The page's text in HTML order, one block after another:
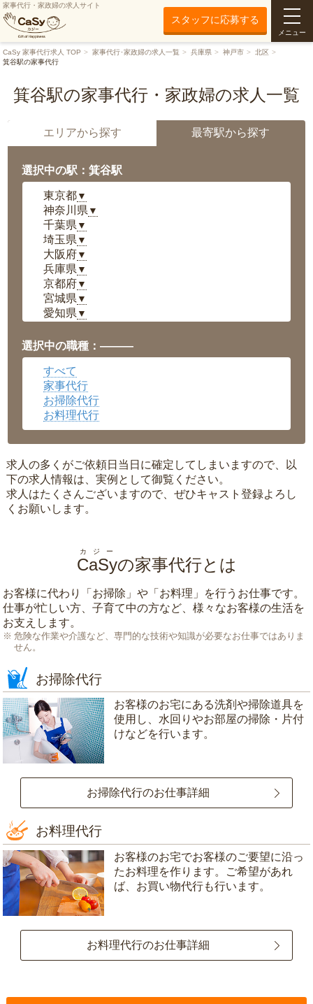
家事代行・家政婦の求人サイト
スタッフに応募する
メニュー
CaSy 家事代行求人 TOP 家事代行･家政婦の求人一覧 兵庫県 神戸市
北区
箕谷駅の家事代行
箕谷駅の家事代行・家政婦の求人一覧
エリアから探す 最寄駅から探す
選択中の駅：箕谷駅
東京都▼
神奈川県 ▼
千葉県 ▼
埼玉県 ▼
大阪府▼
兵庫県 ▼
京都府▼
宮城県 ▼
愛知県 ▼
岡山県▼
広島県▼
沖縄県
選択中の職種：———
すべて
家事代行
お掃除代行
お料理代行
求人の多くがご依頼日当日に確定してしまいますので、以
下の求人情報は、実例として御覧ください。
求人はたくさんございますので、ぜひキャスト登録よろし
くお願いします。
CaSy
カジー
の家事代行とは
お客様に代わり「 お掃除 」や「 お料理 」を行うお仕事です。
仕事が忙しい方、子育て中の方など、様々なお客様の生活を
お支えします。
危険な作業や介護など、専門的な技術や知識が必要なお仕事ではありま
せん。
お掃除代行
お客様のお宅にある洗剤や掃除道具を
使用し、水回りやお部屋の掃除・片付
けなどを行います。
お掃除代行のお仕事詳細
お料理代行
お客様のお宅でお客様のご要望に沿っ
たお料理を作ります。ご希望があれ
ば、お買い物代行も行います。
お料理代行のお仕事詳細